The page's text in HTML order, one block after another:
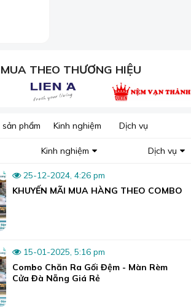
THEO THƯƠNG HIỆU
sản phẩm Kinh nghiệm Dịch vụ
Kinh nghiệm Dịch vụ
25-12-2024, 4:26 pm
KHUYẾN MÃI MUA HÀNG THEO COMBO
15-01-2025, 5:16 pm
Combo Chăn Ra Gối Đệm - Màn Rèm
Cửa Đà Nẵng Giá Rẻ